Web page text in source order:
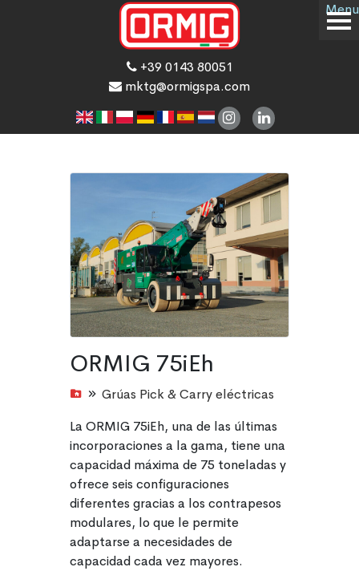
+39 0143 80051
mktg@ormigspa.com
Menu
ORMIG 75iEh
Grúas Pick & Carry eléctricas
La ORMIG 75iEh, una de las últimas
incorporaciones a la gama, tiene una
capacidad máxima de 75 toneladas y
ofrece seis configuraciones
diferentes gracias a los contrapesos
modulares, lo que le permite
adaptarse a necesidades de
capacidad cada vez mayores.